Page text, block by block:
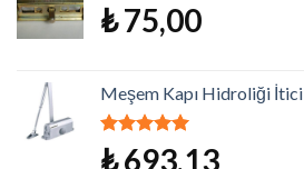
₺75,00
Meşem Kapı Hidroliği İtici
5 üzerinden
₺693,13